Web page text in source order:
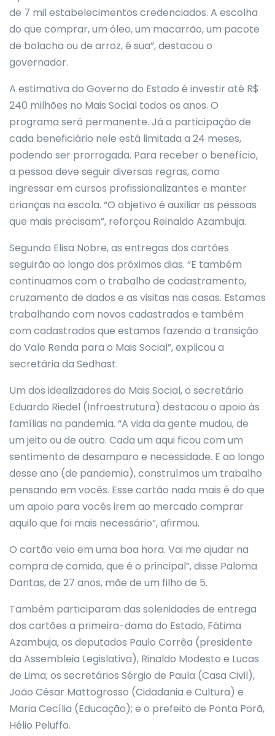
de 7 mil estabelecimentos credenciados. A escolha
do que comprar, um óleo, um macarrão, um pacote
de bolacha ou de arroz, é sua”, destacou o
governador.
A estimativa do Governo do Estado é investir até R$
240 milhões no Mais Social todos os anos. O
programa será permanente. Já a participação de
cada beneficiário nele está limitada a 24 meses,
podendo ser prorrogada. Para receber o benefício,
a pessoa deve seguir diversas regras, como
ingressar em cursos profissionalizantes e manter
crianças na escola. “O objetivo é auxiliar as pessoas
que mais precisam”, reforçou Reinaldo Azambuja.
Segundo Elisa Nobre, as entregas dos cartões
seguirão ao longo dos próximos dias. “E também
continuamos com o trabalho de cadastramento,
cruzamento de dados e as visitas nas casas. Estamos
trabalhando com novos cadastrados e também
com cadastrados que estamos fazendo a transição
do Vale Renda para o Mais Social”, explicou a
secretária da Sedhast.
Um dos idealizadores do Mais Social, o secretário
Eduardo Riedel (Infraestrutura) destacou o apoio às
famílias na pandemia. “A vida da gente mudou, de
um jeito ou de outro. Cada um aqui ficou com um
sentimento de desamparo e necessidade. E ao longo
desse ano (de pandemia), construímos um trabalho
pensando em vocês. Esse cartão nada mais é do que
um apoio para vocês irem ao mercado comprar
aquilo que foi mais necessário”, afirmou.
O cartão veio em uma boa hora. Vai me ajudar na
compra de comida, que é o principal”, disse Paloma
Dantas, de 27 anos, mãe de um filho de 5.
Também participaram das solenidades de entrega
dos cartões a primeira-dama do Estado, Fátima
Azambuja, os deputados Paulo Corrêa (presidente
da Assembleia Legislativa), Rinaldo Modesto e Lucas
de Lima; os secretários Sérgio de Paula (Casa Civil),
João César Mattogrosso (Cidadania e Cultura) e
Maria Cecília (Educação); e o prefeito de Ponta Porã,
Hélio Peluffo.